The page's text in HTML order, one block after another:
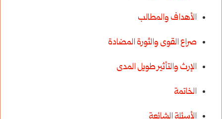
الأهداف والمطالب
صراع القوى والثورة المضادة
الإرث والتأثير طويل المدى
الخاتمة